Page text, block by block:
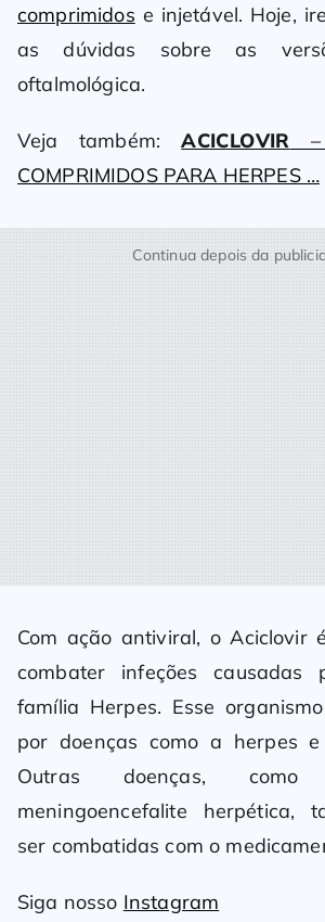
comprimidos e injetável. Hoje,
as dúvidas sobre as
oftalmológica.
Veja também:ACICLOVIR
COMPRIMIDOS PARA HERPES …
Continua depois da
Com ação antiviral, o Aciclovir
combater infeções causadas
família Herpes. Esse
por doenças como a herpes
Outras doenças,
meningoencefalite herpética,
ser combatidas com o
Siga nosso Instagram